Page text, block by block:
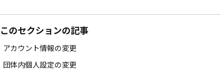
このセクションの記事
アカウント情報の変更
団体内個人設定の変更